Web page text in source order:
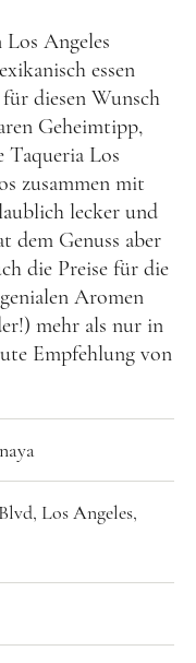
Angeles
essen
diesen Wunsch
Geheimtipp,
Taqueria Los
zusammen mit
lecker und
dem Genuss aber
die Preise für die
Aromen
mehr als nur in
Empfehlung von
Los Angeles,